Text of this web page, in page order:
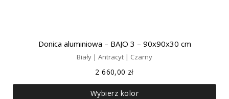
Donica aluminiowa – BAJO 3 – 90x90x30 cm
Biały | Antracyt | Czarny
2 660,00 zł
Wybierz kolor